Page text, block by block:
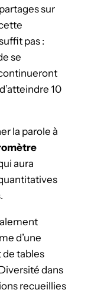
sur
pas :
se
10
la parole à
aura
d’une
de tables
dans
recueillies